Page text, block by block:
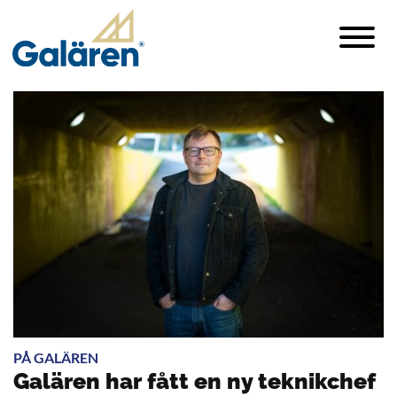
PÅ GALÄREN
Galären har fått en ny teknikchef